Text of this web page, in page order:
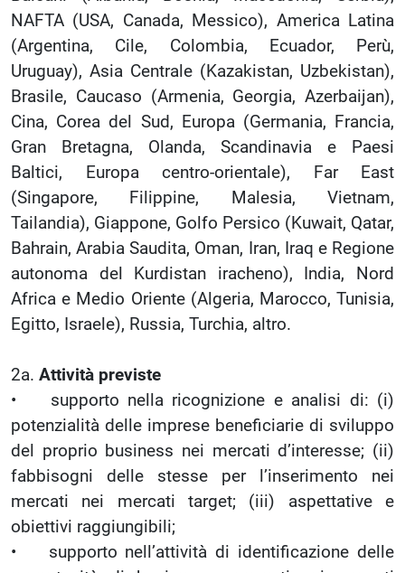
NAFTA (USA, Canada, Messico), America Latina
(Argentina, Cile, Colombia, Ecuador, Perù,
Uruguay), Asia Centrale (Kazakistan, Uzbekistan),
Brasile, Caucaso (Armenia, Georgia, Azerbaijan),
Cina, Corea del Sud, Europa (Germania, Francia,
Gran Bretagna, Olanda, Scandinavia e Paesi
Baltici, Europa centro-orientale), Far East
(Singapore, Filippine, Malesia, Vietnam,
Tailandia), Giappone, Golfo Persico (Kuwait, Qatar,
Bahrain, Arabia Saudita, Oman, Iran, Iraq e Regione
autonoma del Kurdistan iracheno), India, Nord
Africa e Medio Oriente (Algeria, Marocco, Tunisia,
Egitto, Israele), Russia, Turchia, altro.
2a. Attività previste
• supporto nella ricognizione e analisi di: (i)
potenzialità delle imprese beneficiarie di sviluppo
del proprio business nei mercati d’interesse; (ii)
fabbisogni delle stesse per l’inserimento nei
mercati nei mercati target; (iii) aspettative e
obiettivi raggiungibili;
• supporto nell’attività di identificazione delle